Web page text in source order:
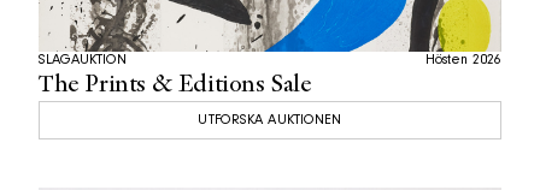
The Prints & Editions Sale
SLAGAUKTION Hösten 2026
UTFORSKA AUKTIONEN